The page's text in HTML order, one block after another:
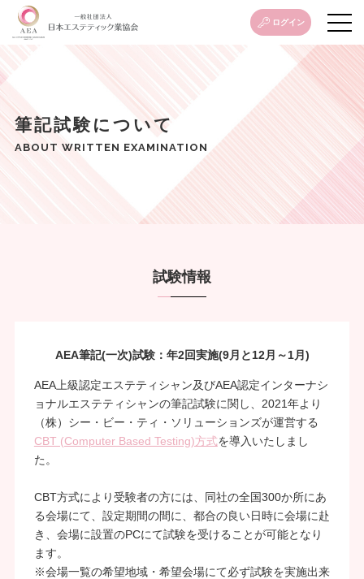
ログイン
筆記試験について
ABOUT WRITTEN EXAMINATION
試験情報
AEA筆記(一次)試験：年2回実施(9月と12月～1月)
AEA上級認定エステティシャン及びAEA認定インターナシ
ョナルエステティシャンの筆記試験に関し、2021年より
（株）シー・ビー・ティ・ソリューションズが運営する
CBT (Computer Based Testing)方式を導入いたしまし
た。
CBT方式により受験者の方には、同社の全国300か所にあ
る会場にて、設定期間の間に、都合の良い日時に会場に赴
き、会場に設置のPCにて試験を受けることが可能となり
ます。
※会場一覧の希望地域・希望会場にて必ず試験を実施出来